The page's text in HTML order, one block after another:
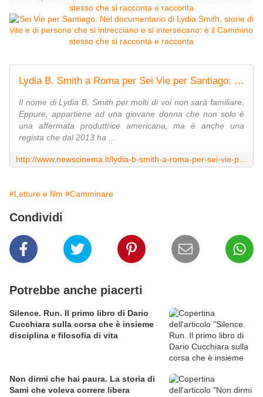
Lydia B. Smith a Roma per Sei Vie per Santiago: "Il cammino stesso si racconta!"
Il nome di Lydia B. Smith per molti di voi non sarà familiare.
Eppure, appartiene ad una giovane donna che non solo è
una affermata produttrice americana, ma è anche una
regista che dal 2013 ha ...
#Letture e film #Camminare
Condividi
Potrebbe anche piacerti
Silence. Run. Il primo libro di Dario
Cucchiara sulla corsa che è insieme
disciplina e filosofia di vita
Non dirmi che hai paura. La storia di
Sami che voleva correre libera